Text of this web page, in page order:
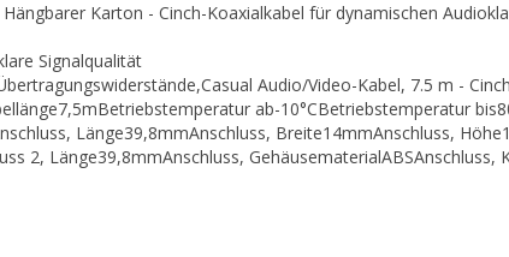
Karton - Cinch-Koaxialkabel für dynamischen
Signalqualität
Audio/Video-Kabel, 7.5 m -
ab-10°CBetriebstemperatur
Länge39,8mmAnschluss, Breite14mmAnschluss,
2, Länge39,8mmAnschluss, GehäusematerialABSAnschluss,